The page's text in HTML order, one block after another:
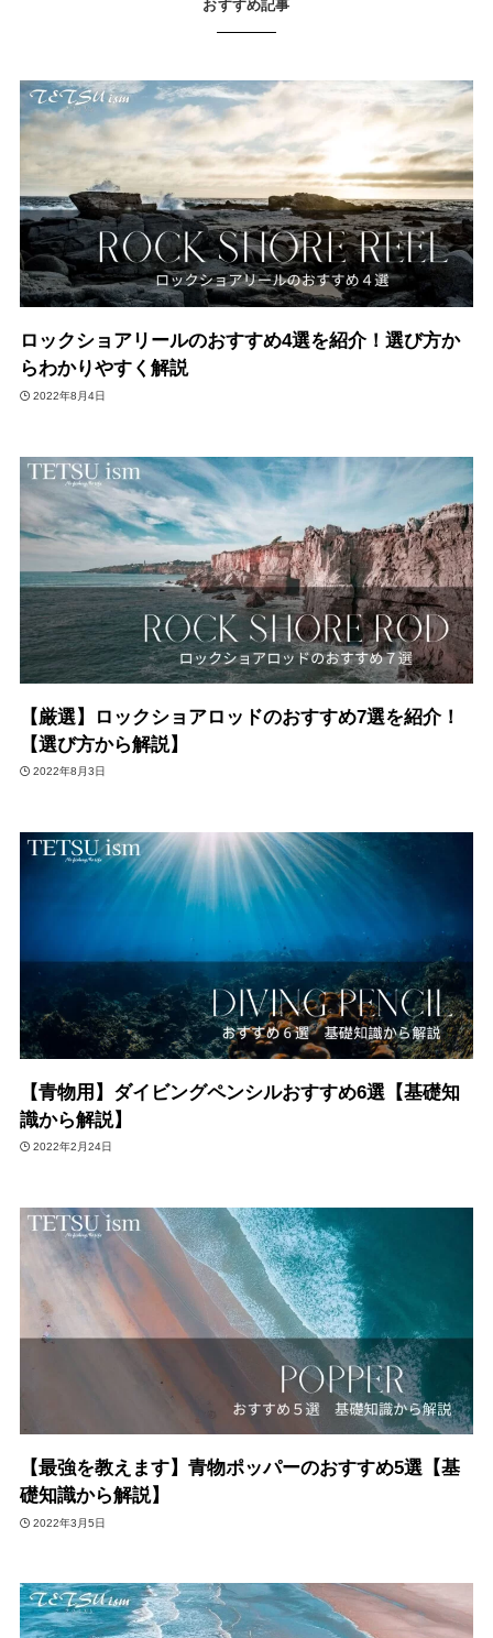
おすすめ記事
ロックショアリールのおすすめ4選を紹介！選び方か
らわかりやすく解説
2022年8月4日
【厳選】ロックショアロッドのおすすめ7選を紹介！
【選び方から解説】
2022年8月3日
【青物用】ダイビングペンシルおすすめ6選【基礎知
識から解説】
2022年2月24日
【最強を教えます】青物ポッパーのおすすめ5選【基
礎知識から解説】
2022年3月5日